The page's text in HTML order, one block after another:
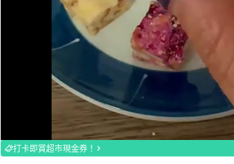
100.00%
打卡即賞超市現金券！